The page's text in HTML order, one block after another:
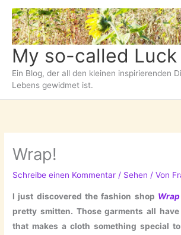
Zum
Inhalt
springen
My so-called Luck
Ein Blog, der all den kleinen inspirierenden
Lebens gewidmet ist.
Wrap!
Schreibe einen Kommentar / Sehen / Von
I just discovered the fashion shop
pretty smitten. Those garments all
that makes a cloth something special